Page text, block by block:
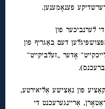
פענאָמענען.
לערנביכער פון
דעם באַגריף פון
אָדער „זעלביקייט“
פון נאַצישע אַליאירטע,
אַריינגערעכנט די